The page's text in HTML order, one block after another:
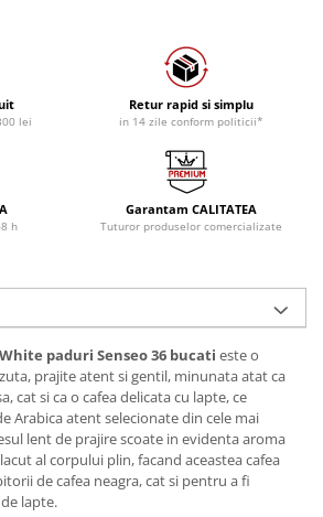
lei
Retur rapid si simplu
in 14 zile conform politicii*
h
Garantam CALITATEA
Tuturor produselor comercializate
paduri Senseo 36 bucati este o
prajite atent si gentil, minunata atat ca
cat si ca o cafea delicata cu lapte, ce
Arabica atent selecionate din cele mai
lent de prajire scoate in evidenta aroma
al corpului plin, facand aceastea cafea
de cafea neagra, cat si pentru a fi
lapte.